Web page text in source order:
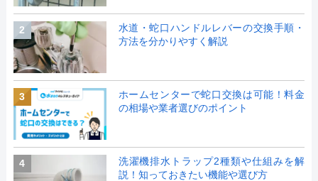
2
水道・蛇口ハンドルレバーの交換手順・
方法を分かりやすく解説
3
ホームセンターで蛇口交換は可能！料金
の相場や業者選びのポイント
4
洗濯機排水トラップ2種類や仕組みを解
説！知っておきたい機能や選び方